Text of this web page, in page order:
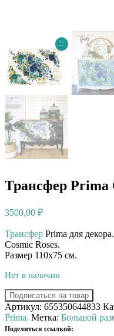
Трансфер Prima
3500,00 ₽
Трансфер Prima для
Cosmic Roses.
Размер 110х75 см.
Нет в наличии
Подписаться на товар
Артикул: 655350644833
Prima. Метка: Большой
Поделиться ссылкой: